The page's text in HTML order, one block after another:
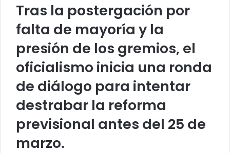
Tras la postergación por
falta de mayoría y la
presión de los gremios, el
oficialismo inicia una ronda
de diálogo para intentar
destrabar la reforma
previsional antes del 25 de
marzo.